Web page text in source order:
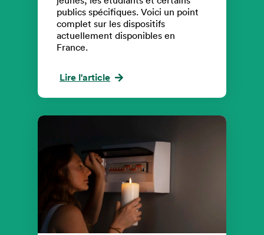
publics spécifiques. Voici un point
complet sur les dispositifs
actuellement disponibles en
France.
Lire l'article